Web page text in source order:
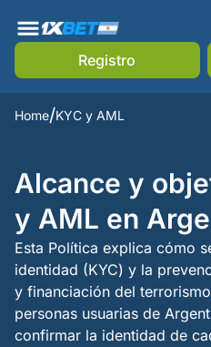
Registro
Home KYC y AML
Alcance y
y AML en
Esta Política explica cómo
identidad (KYC) y la
y financiación del
personas usuarias de
confirmar la identidad de